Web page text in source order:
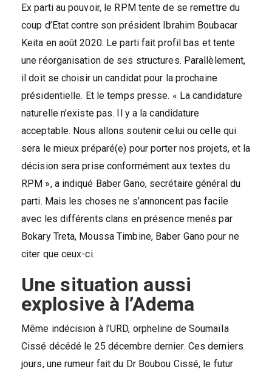
Ex parti au pouvoir, le RPM tente de se remettre du
coup d’Etat contre son président Ibrahim Boubacar
Keita en août 2020. Le parti fait profil bas et tente
une réorganisation de ses structures. Parallèlement,
il doit se choisir un candidat pour la prochaine
présidentielle. Et le temps presse. « La candidature
naturelle n’existe pas. Il y a la candidature
acceptable. Nous allons soutenir celui ou celle qui
sera le mieux préparé(e) pour porter nos projets, et la
décision sera prise conformément aux textes du
RPM », a indiqué Baber Gano, secrétaire général du
parti. Mais les choses ne s’annoncent pas facile
avec les différents clans en présence menés par
Bokary Treta, Moussa Timbine, Baber Gano pour ne
citer que ceux-ci.
Une situation aussi
explosive à l’Adema
Même indécision à l’URD, orpheline de Soumaïla
Cissé décédé le 25 décembre dernier. Ces derniers
jours, une rumeur fait du Dr Boubou Cissé, le futur